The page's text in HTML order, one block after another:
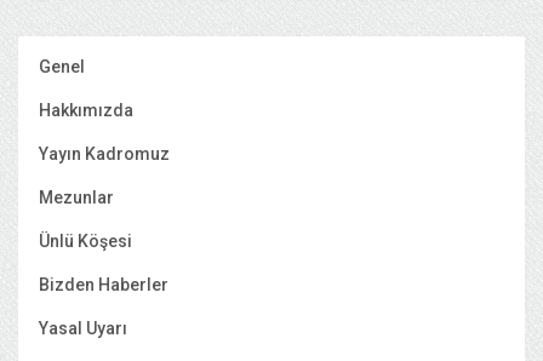
Genel
Hakkımızda
Yayın Kadromuz
Mezunlar
Ünlü Köşesi
Bizden Haberler
Yasal Uyarı